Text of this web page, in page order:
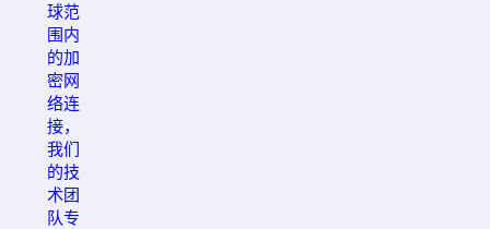
球范
围内
的加
密网
络连
接，
我们
的技
术团
队专